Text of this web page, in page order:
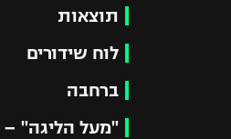
תוצאות
לוח שידורים
ברחבה
"מעל הליגה"